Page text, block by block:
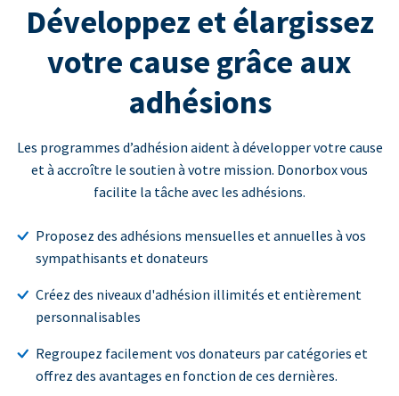
Développez et élargissez
votre cause grâce aux
adhésions
Les programmes d’adhésion aident à développer votre cause
et à accroître le soutien à votre mission. Donorbox vous
facilite la tâche avec les adhésions.
Proposez des adhésions mensuelles et annuelles à vos
sympathisants et donateurs
Créez des niveaux d'adhésion illimités et entièrement
personnalisables
Regroupez facilement vos donateurs par catégories et
offrez des avantages en fonction de ces dernières.